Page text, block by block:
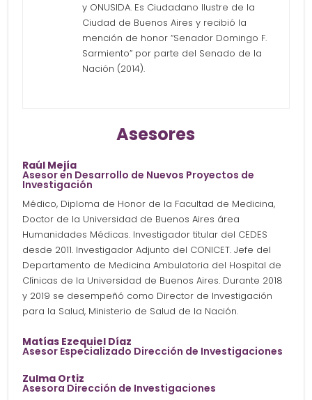
y ONUSIDA. Es Ciudadano Ilustre de la
Ciudad de Buenos Aires y recibió la
mención de honor “Senador Domingo F.
Sarmiento” por parte del Senado de la
Nación (2014).
Asesores
Raúl Mejía
Asesor en Desarrollo de Nuevos Proyectos de
Investigación
Médico, Diploma de Honor de la Facultad de Medicina,
Doctor de la Universidad de Buenos Aires área
Humanidades Médicas. Investigador titular del CEDES
desde 2011. Investigador Adjunto del CONICET. Jefe del
Departamento de Medicina Ambulatoria del Hospital de
Clínicas de la Universidad de Buenos Aires. Durante 2018
y 2019 se desempeñó como Director de Investigación
para la Salud, Ministerio de Salud de la Nación.
Matías Ezequiel Díaz
Asesor Especializado Dirección de Investigaciones
Zulma Ortiz
Asesora Dirección de Investigaciones